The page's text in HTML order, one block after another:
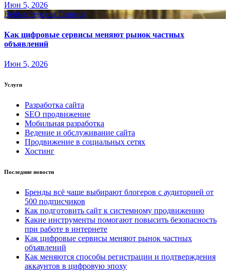
Июн 5, 2026
Вебмастерская Главное
Как цифровые сервисы меняют рынок частных
объявлений
Июн 5, 2026
Услуги
Разработка сайта
SEO продвижение
Мобильная разработка
Ведение и обслуживание сайта
Продвижение в социальных сетях
Хостинг
Последние новости
Бренды всё чаще выбирают блогеров с аудиторией от
500 подписчиков
Как подготовить сайт к системному продвижению
Какие инструменты помогают повысить безопасность
при работе в интернете
Как цифровые сервисы меняют рынок частных
объявлений
Как меняются способы регистрации и подтверждения
аккаунтов в цифровую эпоху